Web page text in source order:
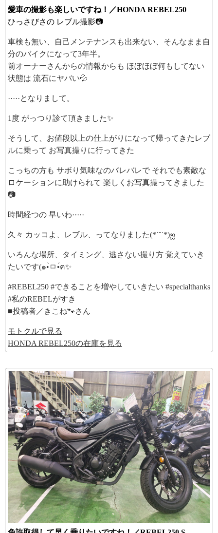
愛車の撮影も楽しいですね！／HONDA REBEL250
ひっさびさの レブル撮影📷
車検も無い、自己メンテナンスも出来ない、そんなまま自
分のバイクになって3年半。
前オーナーさんからの情報からも ほぼほぼ何もしてない
状態は 流石にヤバい💦
·····となりまして。
1度 がっつり診て頂きました✨
そうして、お値段以上の仕上がりになって帰ってきたレブ
ルに乗って お写真撮りに行ってきた
こっちの方も サボり気味なのバレバレで それでも素敵な
ロケーションに助けられて 楽しくお写真撮ってきました
📷
時間経つの 早いわ·····
久々 カッコよ、レブル、ってなりました(*˙˘˙*)ஐ
いろんな場所、タイミング、逃さない撮り方 覚えていき
たいです(๑•̀ㅁ•́ฅ✨
#REBEL250 #できることを増やしていきたい #specialthanks
#私のREBELがすき
■投稿者／きこね🐾さん
モトクルで見る
HONDA REBEL250の在庫を見る